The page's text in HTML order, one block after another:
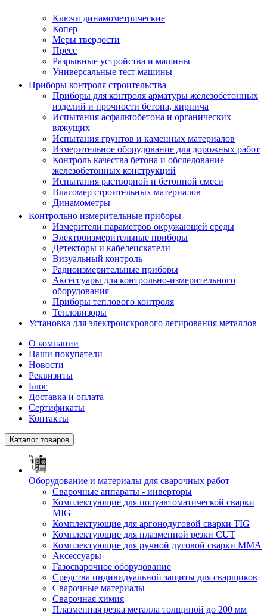
Ключи динамометрические
Копер
Меры твердости
Пресс
Разрывные устройства и машины
Универсальные тест машины
Приборы контроля строительства
Приборы для контроля арматуры железобетонных
изделий и прочности бетона, кирпича
Испытания асфальтобетона и органических
вяжущих
Испытания грунтов и каменных материалов
Измерительное оборудование для дорожных работ
Контроль качества бетона и обследование
железобетонных конструкций
Испытания растворной и бетонной смеси
Влагомер строительных материалов
Динамометры
Контрольно измерительные приборы
Измерители параметров окружающей среды
Электроизмерительные приборы
Детекторы и кабелеискатели
Визуальный контроль
Радиоизмерительные приборы
Аксессуары для контрольно-измерительного
оборудования
Приборы теплового контроля
Тепловизоры
Установка для электроискрового легирования металлов
О компании
Наши покупатели
Новости
Реквизиты
Блог
Доставка и оплата
Сертификаты
Контакты
Каталог товаров
Оборудование и материалы для сварочных работ
Сварочные аппараты - инверторы
Комплектующие для полуавтоматической сварки
MIG
Комплектующие для аргонодуговой сварки TIG
Комплектующие для плазменной резки CUT
Комплектующие для ручной дуговой сварки MMA
Аксессуары
Газосварочное оборудование
Средства индивидуальной защиты для сварщиков
Сварочные материалы
Сварочная химия
Плазменная резка металла толщиной до 200 мм